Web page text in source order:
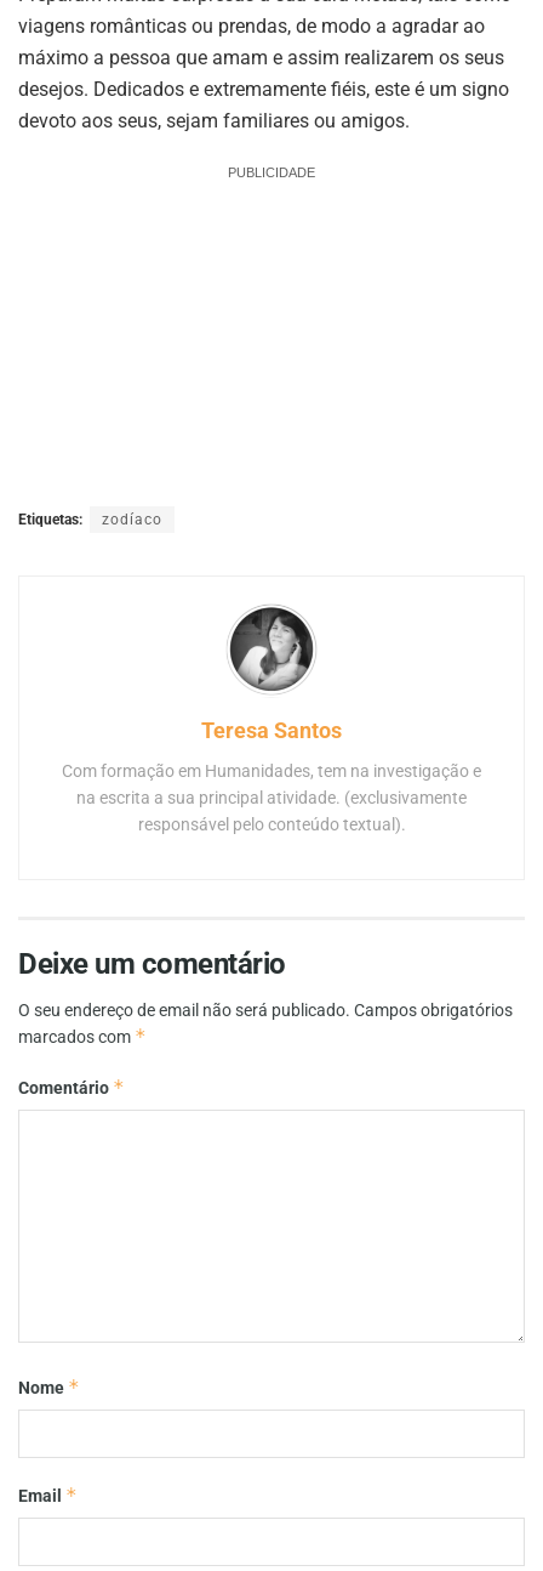
viagens românticas ou prendas, de modo a agradar ao
máximo a pessoa que amam e assim realizarem os seus
desejos. Dedicados e extremamente fiéis, este é um signo
devoto aos seus, sejam familiares ou amigos.
PUBLICIDADE
Etiquetas: zodíaco
Teresa Santos
Com formação em Humanidades, tem na investigação e
na escrita a sua principal atividade. (exclusivamente
responsável pelo conteúdo textual).
Deixe um comentário
O seu endereço de email não será publicado. Campos obrigatórios
marcados com *
Comentário *
Nome *
Email *